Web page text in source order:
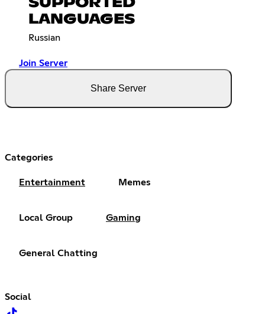
LANGUAGES
Russian
Join Server
Share Server
Categories
Entertainment Memes
Local Group Gaming
General Chatting
Social